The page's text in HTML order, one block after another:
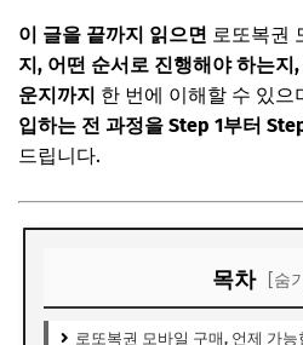
이 글을 끝까지 읽으면 로또복권
지, 어떤 순서로 진행해야 하는지
운지까지 한 번에 이해할 수 있으
입하는 전 과정을 Step 1부터
드립니다.
목차 [숨
로또복권 모바일 구매, 언제 가능